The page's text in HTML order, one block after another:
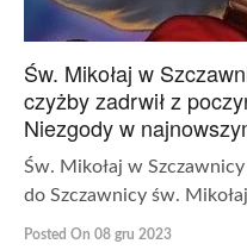
Św. Mikołaj w
czyżby zadrwił z
Niezgody w
Św. Mikołaj w
do Szczawnicy św.
Posted On 08 gru 2023